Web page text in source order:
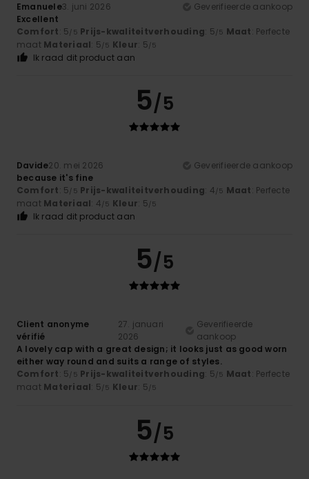
Emanuele3. juni 2026
Geverifieerde aankoop
Excellent
Comfort: 5/5 Prijs-kwaliteitverhouding: 5/5 Maat: Perfecte
maat Materiaal: 5/5 Kleur: 5/5
Ik raad dit product aan
5/5
Davide20. mei 2026
Geverifieerde aankoop
because it's fine
Comfort: 5/5 Prijs-kwaliteitverhouding: 4/5 Maat: Perfecte
maat Materiaal: 4/5 Kleur: 5/5
Ik raad dit product aan
5/5
Client anonyme
vérifié
27. januari
2026
Geverifieerde
aankoop
A lovely cap with a great design; it looks just as good worn
either way round and suits a range of styles.
Comfort: 5/5 Prijs-kwaliteitverhouding: 5/5 Maat: Perfecte
maat Materiaal: 5/5 Kleur: 5/5
5/5